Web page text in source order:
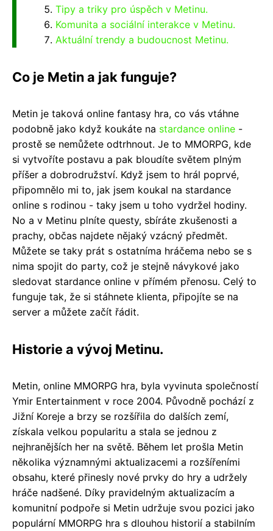
Tipy a triky pro úspěch v Metinu.
Komunita a sociální interakce v Metinu.
Aktuální trendy a budoucnost Metinu.
Co je Metin a jak funguje?
Metin je taková online fantasy hra, co vás vtáhne
podobně jako když koukáte na stardance online -
prostě se nemůžete odtrhnout. Je to MMORPG, kde
si vytvoříte postavu a pak bloudíte světem plným
příšer a dobrodružství. Když jsem to hrál poprvé,
připomnělo mi to, jak jsem koukal na stardance
online s rodinou - taky jsem u toho vydržel hodiny.
No a v Metinu plníte questy, sbíráte zkušenosti a
prachy, občas najdete nějaký vzácný předmět.
Můžete se taky prát s ostatníma hráčema nebo se s
nima spojit do party, což je stejně návykové jako
sledovat stardance online v přímém přenosu. Celý to
funguje tak, že si stáhnete klienta, připojíte se na
server a můžete začít řádit.
Historie a vývoj Metinu.
Metin, online MMORPG hra, byla vyvinuta společností
Ymir Entertainment v roce 2004. Původně pochází z
Jižní Koreje a brzy se rozšířila do dalších zemí,
získala velkou popularitu a stala se jednou z
nejhranějších her na světě. Během let prošla Metin
několika významnými aktualizacemi a rozšířeními
obsahu, které přinesly nové prvky do hry a udržely
hráče nadšené. Díky pravidelným aktualizacím a
komunitní podpoře si Metin udržuje svou pozici jako
populární MMORPG hra s dlouhou historií a stabilním